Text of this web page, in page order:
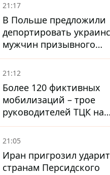
21:17
В Польше предложили
депортировать
мужчин призывного
возраста - кого это
затронуть
21:12
Более 120 фиктивных
мобилизаций – трое
руководителей ТЦК на
Волыни и Буковине
получили подозрения за
21:05
Иран пригрозил
странам Персидского